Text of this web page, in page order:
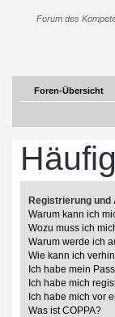
Forum des
Foren-Übersicht
Registrierung und
Warum kann ich
Wozu muss ich
Warum werde ich
Wie kann ich
Ich habe mein
Ich habe mich
Ich habe mich vor
Was ist COPPA?